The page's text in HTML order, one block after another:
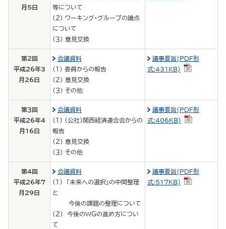
月5日
等について
（２） ワーキング・グループの論点
について
（３） 意見交換
第２回
平成26年3
月26日
会議資料
（１） 委員からの報告
（２） 意見交換
（３） その他
議事要旨(PDF形
式:431KB)
第３回
平成26年4
月16日
会議資料
（１） (公社)関西経済連合会からの
報告
（２） 意見交換
（３） その他
議事要旨(PDF形
式:406KB)
第４回
平成26年7
月29日
会議資料
（１） 「未来への選択」の中間整理
と
今後の課題の整理について
（２） 今後のＷＧの進め方につい
て
議事要旨(PDF形
式:517KB)